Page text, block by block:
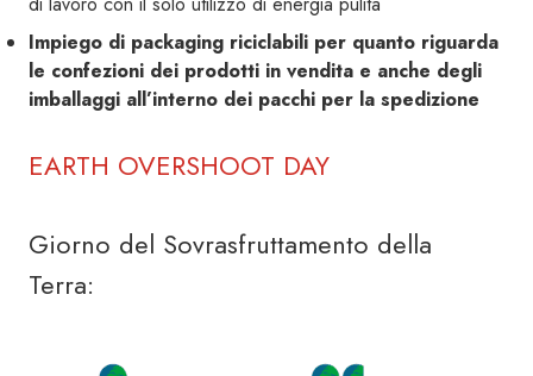
Impiego di packaging riciclabili per quanto riguarda
le confezioni dei prodotti in vendita e anche degli
imballaggi all’interno dei pacchi per la spedizione
EARTH OVERSHOOT DAY
Giorno del Sovrasfruttamento della
Terra: